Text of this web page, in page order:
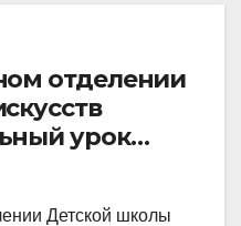
отделении
урок
Детской школы